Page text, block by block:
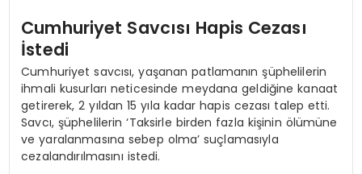
Cumhuriyet Savcısı Hapis Cezası
İstedi
Cumhuriyet savcısı, yaşanan patlamanın şüphelilerin
ihmali kusurları neticesinde meydana geldiğine kanaat
getirerek, 2 yıldan 15 yıla kadar hapis cezası talep etti.
Savcı, şüphelilerin ‘Taksirle birden fazla kişinin ölümüne
ve yaralanmasına sebep olma’ suçlamasıyla
cezalandırılmasını istedi.